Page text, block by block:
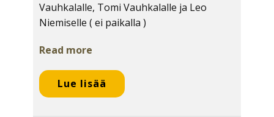
Vauhkalalle, Tomi Vauhkalalle ja Leo
Niemiselle ( ei paikalla )
Read more
Lue lisää